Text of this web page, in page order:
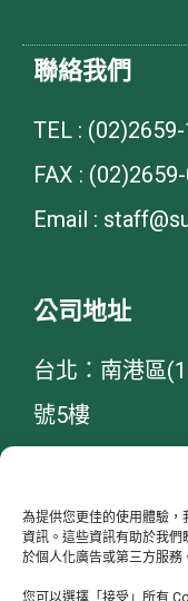
為提供您更佳的使用體驗
資訊。這些資訊有助於我們
於個人化廣告或第三方服務
您可以選擇「接受」所有
聯絡我們
TEL :
FAX :
Email :
公司地址
台北：南港區
號5樓
台中：西屯區
追蹤我們